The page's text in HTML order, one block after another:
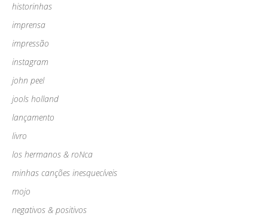
historinhas
imprensa
impressão
instagram
john peel
jools holland
lançamento
livro
los hermanos & roNca
minhas canções inesquecíveis
mojo
negativos & positivos